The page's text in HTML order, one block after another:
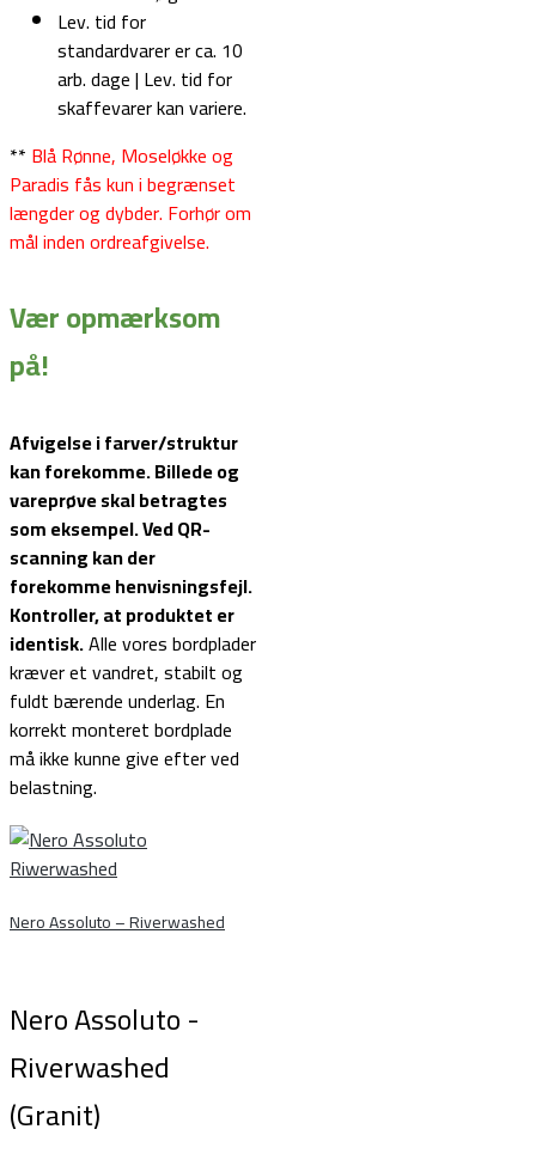
Lev. tid for
standardvarer er ca. 10
arb. dage | Lev. tid for
skaffevarer kan variere.
** Blå Rønne, Moseløkke og
Paradis fås kun i begrænset
længder og dybder. Forhør om
mål inden ordreafgivelse.
Vær opmærksom
på!
Afvigelse i farver/struktur
kan forekomme. Billede og
vareprøve skal betragtes
som eksempel.Ved QR-
scanning kan der
forekomme henvisningsfejl.
Kontroller, at produktet er
identisk.Alle vores bordplader
kræver et vandret, stabilt og
fuldt bærende underlag. En
korrekt monteret bordplade
må ikke kunne give efter ved
belastning.
Nero Assoluto – Riverwashed
Nero Assoluto -
Riverwashed
(Granit)